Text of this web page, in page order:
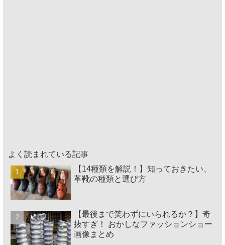
よく読まれている記事
【14種類を解説！】知っておきたい、
革靴の種類と選び方
【最後まで笑わずにいられるか？】奇
抜すぎ！ おかしなファッションショー
画像まとめ